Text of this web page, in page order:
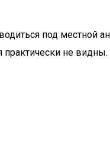
под местной
не видны.